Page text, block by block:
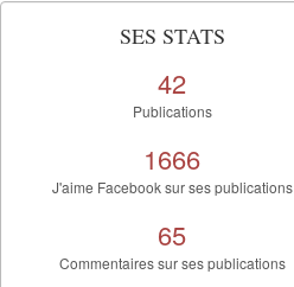
SES STATS
42
Publications
1666
J'aime Facebook sur ses publications
65
Commentaires sur ses publications